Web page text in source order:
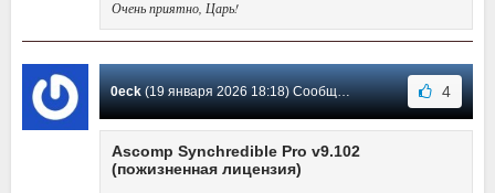
Очень приятно, Царь!
0eck(19 января 2026 18:18) Сообщение #107 4
Ascomp Synchredible Pro v9.102
(пожизненная лицензия)